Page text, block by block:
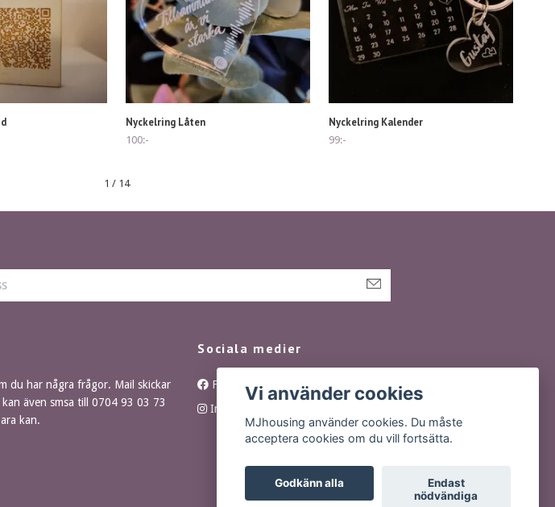
Nyckelring Låten
100:-
Nyckelring Kalender
99:-
1 / 14
du har några frågor. Mail skickar
även smsa till 0704 93 03 73
kan.
Sociala medier
Facebook
Instagram
Vi använder cookies
MJhousing använder cookies. Du måste
acceptera cookies om du vill fortsätta.
Godkänn alla
Endast
nödvändiga